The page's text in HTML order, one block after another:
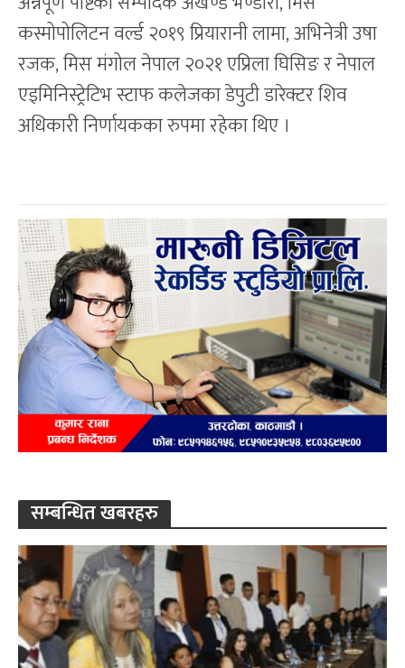
कस्मोपोलिटन वर्ल्ड २०१९ प्रियारानी लामा, अभिनेत्री उषा
रजक, मिस मंगोल नेपाल २०२१ एप्रिला घिसिङ र नेपाल
एड्मिनिस्ट्रेटिभ स्टाफ कलेजका डेपुटी डारेक्टर शिव
अधिकारी निर्णायकका रुपमा रहेका थिए ।
सम्बन्धित खबरहरु